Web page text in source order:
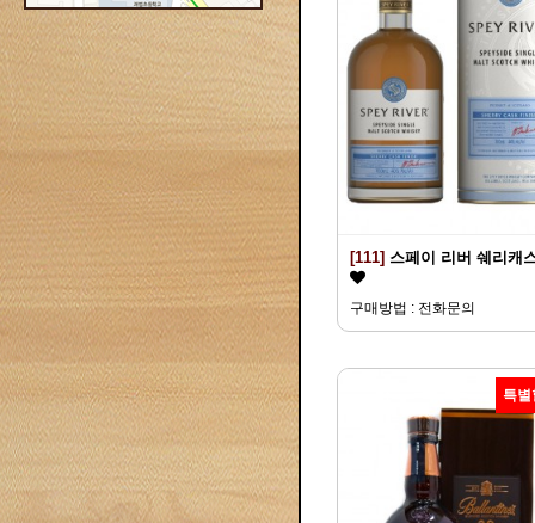
[111] 스페이 리버 쉐리캐
구매방법 : 전화문의
특별